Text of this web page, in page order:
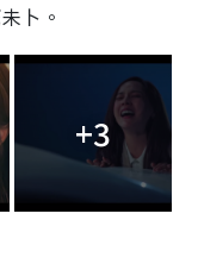
卜。
+3